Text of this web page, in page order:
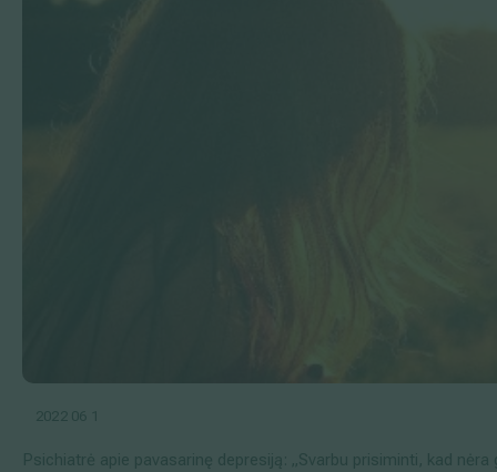
2022 06 1
Psichiatrė apie pavasarinę depresiją: „Svarbu prisiminti, kad nėra